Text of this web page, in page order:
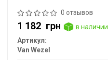
0 отзывов
1 182 грн
в наличии
Артикул:
Van Wezel